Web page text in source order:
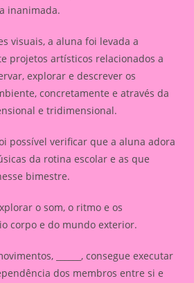
inanimada.
visuais, a aluna foi levada a
projetos artísticos relacionados a
explorar e descrever os
concretamente e através da
e tridimensional.
possível verificar que a aluna adora
da rotina escolar e as que
bimestre.
o som, o ritmo e os
corpo e do mundo exterior.
______, consegue executar
dos membros entre si e